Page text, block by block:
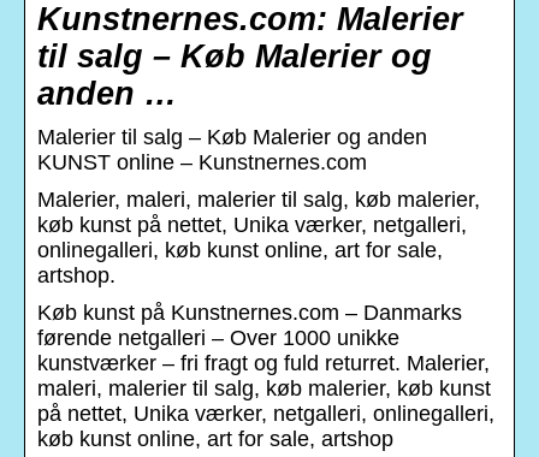
Kunstnernes.com: Malerier
til salg – Køb Malerier og
anden …
Malerier til salg – Køb Malerier og anden
KUNST online – Kunstnernes.com
Malerier, maleri, malerier til salg, køb malerier,
køb kunst på nettet, Unika værker, netgalleri,
onlinegalleri, køb kunst online, art for sale,
artshop.
Køb kunst på Kunstnernes.com – Danmarks
førende netgalleri – Over 1000 unikke
kunstværker – fri fragt og fuld returret. Malerier,
maleri, malerier til salg, køb malerier, køb kunst
på nettet, Unika værker, netgalleri, onlinegalleri,
køb kunst online, art for sale, artshop